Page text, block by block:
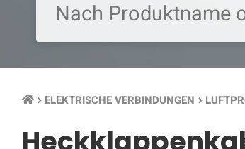
keyboard_arrow_right ELEKTRISCHE VERBINDUNGEN keyboard_arrow_right